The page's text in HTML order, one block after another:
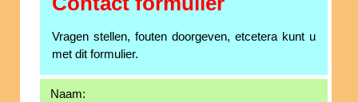
Vragen stellen, fouten doorgeven, etcetera kunt u
met dit formulier.
Naam: